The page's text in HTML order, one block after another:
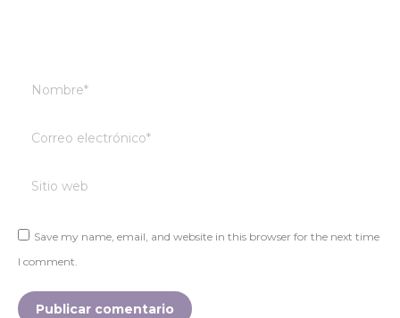
Nombre *
Correo electrónico *
Sitio web
Save my name, email, and website in this browser for the next time
I comment.
Publicar comentario